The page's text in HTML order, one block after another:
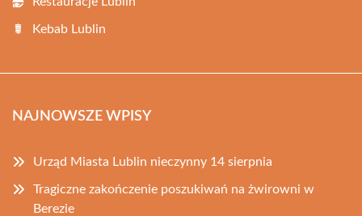
Kebab Lublin
NAJNOWSZE WPISY
Urząd Miasta Lublin nieczynny 14 sierpnia
Tragiczne zakończenie poszukiwań na żwirowni w
Berezie